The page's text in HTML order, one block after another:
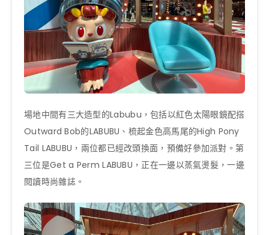
場地中間有三大造型的Labubu，包括以紅色太陽眼鏡配搭
Outward Bob的LABUBU、梳起金色高馬尾的High Pony
Tail LABUBU，兩位都已經改頭換面，預備好參加派對。第
三位是Get a Perm LABUBU，正在一邊以蒸氣燙髮，一邊
閱讀時尚雜誌。